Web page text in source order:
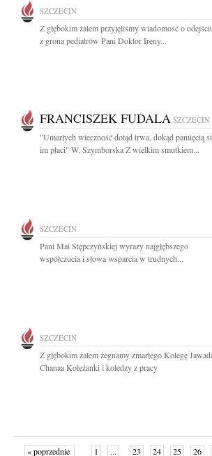
SZCZECIN
Z głębokim żalem przyjęliśmy wiadomość o
z grona pediatrów Pani Doktor Ireny...
FRANCISZEK FUDALA SZCZECIN
"Umarłych wieczność dotąd trwa, dokąd pamięcią
im płaci" W. Szymborska Z wielkim smutkiem...
SZCZECIN
Pani Mai Stępczyńskiej wyrazy najgłębszego
współczucia i słowa wsparcia w trudnych...
SZCZECIN
Z głębokim żalem żegnamy zmarłego Kolegę
Chanaa Koleżanki i koledzy z pracy
« poprzednie 1 ... 23 24 25 26